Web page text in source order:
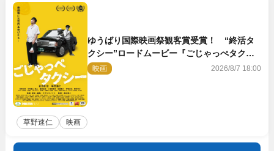
ゆうばり国際映画祭観客賞受賞！ “終活タ
クシー”ロードムービー『ごじゃっぺタクシ
ー』10月公開＆予告解禁
映画 2026/8/7 18:00
草野速仁 映画